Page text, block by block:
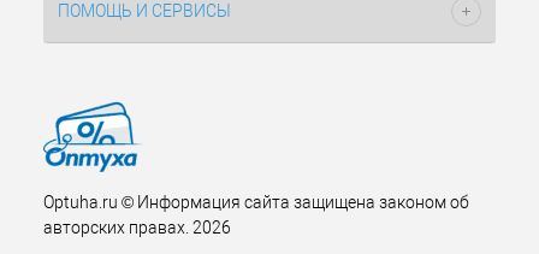
ПОМОЩЬ И СЕРВИСЫ
Optuha.ru © Информация сайта защищена законом об
авторских правах. 2026